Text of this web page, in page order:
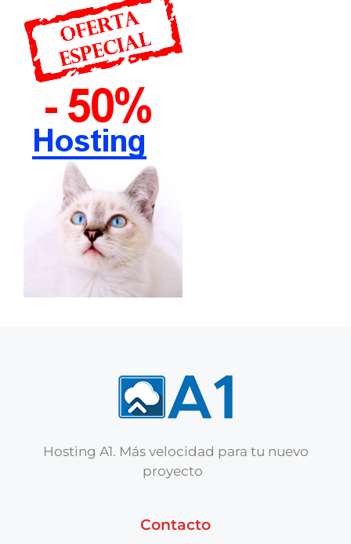
Hosting A1. Más velocidad para tu nuevo
proyecto
Contacto